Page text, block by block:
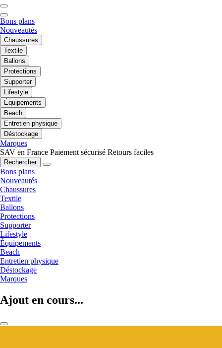
Bons plans
Nouveautés
Chaussures
Textile
Ballons
Protections
Supporter
Lifestyle
Équipements
Beach
Entretien physique
Déstockage
Marques
SAV en France Paiement sécurisé Retours faciles
Rechercher
Bons plans
Nouveautés
Chaussures
Textile
Ballons
Protections
Supporter
Lifestyle
Équipements
Beach
Entretien physique
Déstockage
Marques
Ajout en cours...